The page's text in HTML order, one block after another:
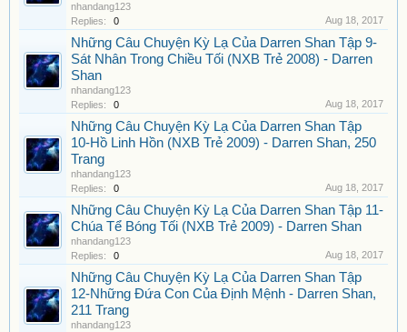
nhandang123
Replies:
0 Aug 18, 2017
Những Câu Chuyện Kỳ Lạ Của Darren Shan Tập 9-
Sát Nhân Trong Chiều Tối (NXB Trẻ 2008) - Darren
Shan
nhandang123
Replies:
0 Aug 18, 2017
Những Câu Chuyện Kỳ Lạ Của Darren Shan Tập
10-Hồ Linh Hồn (NXB Trẻ 2009) - Darren Shan, 250
Trang
nhandang123
Replies:
0 Aug 18, 2017
Những Câu Chuyện Kỳ Lạ Của Darren Shan Tập 11-
Chúa Tể Bóng Tối (NXB Trẻ 2009) - Darren Shan
nhandang123
Replies:
0 Aug 18, 2017
Những Câu Chuyện Kỳ Lạ Của Darren Shan Tập
12-Những Đứa Con Của Định Mệnh - Darren Shan,
211 Trang
nhandang123